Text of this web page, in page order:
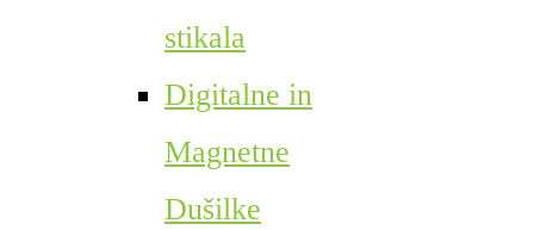
stikala
Digitalne in
Magnetne
Dušilke